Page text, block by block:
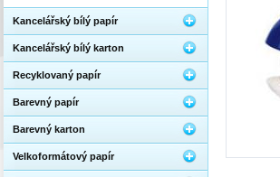
Kancelářský bílý papír
Kancelářský bílý karton
Recyklovaný papír
Barevný papír
Barevný karton
Velkoformátový papír